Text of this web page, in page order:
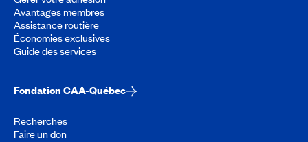
Avantages membres
Assistance routière
Économies exclusives
Guide des services
Fondation CAA-Québec
Recherches
Faire un don